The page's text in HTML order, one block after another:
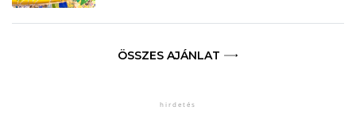
ÖSSZES AJÁNLAT